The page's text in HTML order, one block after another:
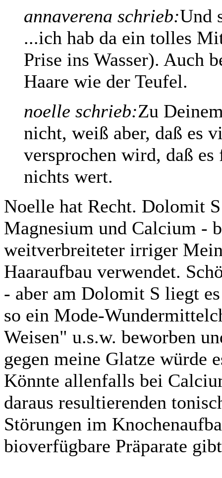
annaverena schrieb:Und
...ich hab da ein tolles
Prise ins Wasser). Auch
Haare wie der Teufel.
noelle schrieb:Zu
nicht, weiß aber, daß es
versprochen wird, daß
nichts wert.
Noelle hat Recht. Dolomit
Magnesium und Calcium -
weitverbreiteter irriger
Haaraufbau verwendet.
- aber am Dolomit S liegt
so ein Mode-
Weisen" u.s.w. beworben
gegen meine Glatze würde
Könnte allenfalls bei
daraus resultierenden
Störungen im
bioverfügbare Präparate